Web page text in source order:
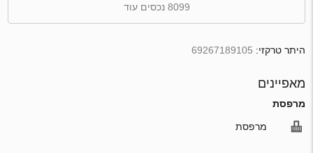
8099 נכסים עוד
היתר טרקזי: 69267189105
מאפיינים
מרפסת
מרפסת